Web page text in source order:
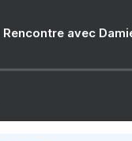
avec